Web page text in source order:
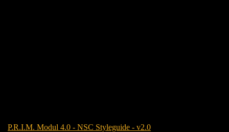
P.R.I.M. Modul 4.0 - NSC Styleguide - v2.0